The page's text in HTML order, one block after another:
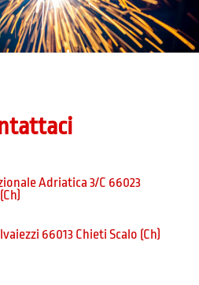
Adriatica 3/C 66023
66013 Chieti Scalo (Ch)